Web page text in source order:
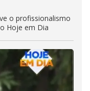
o profissionalismo
Hoje em Dia